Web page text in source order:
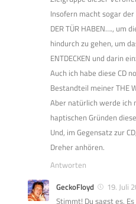
Insofern macht sogar der
DER TÜR HABEN…., um
hindurch zu gehen, um
ENTDECKEN und darin
Auch ich habe diese CD
Bestandteil meiner THE
Aber natürlich werde ich
haptischen Gründen
Und, im Gegensatz zur
Dreher anhören.
Antworten
GeckoFloyd
19. Juli
Stimmt! Du sagst es.